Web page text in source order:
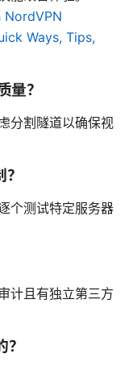
Ways, Tips,
量？
分割隧道以确保视
个测试特定服务器
计且有独立第三方